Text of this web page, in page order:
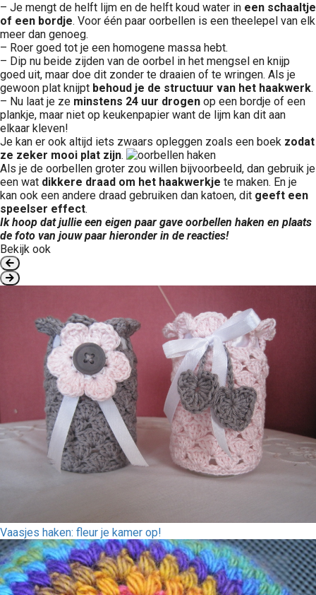
– Je mengt de helft lijm en de helft koud water in een schaaltje
of een bordje. Voor één paar oorbellen is een theelepel van elk
meer dan genoeg.
– Roer goed tot je een homogene massa hebt.
– Dip nu beide zijden van de oorbel in het mengsel en knijp
goed uit, maar doe dit zonder te draaien of te wringen. Als je
gewoon plat knijpt behoud je de structuur van het haakwerk.
– Nu laat je ze minstens 24 uur drogen op een bordje of een
plankje, maar niet op keukenpapier want de lijm kan dit aan
elkaar kleven!
Je kan er ook altijd iets zwaars opleggen zoals een boek zodat
ze zeker mooi plat zijn.
Als je de oorbellen groter zou willen bijvoorbeeld, dan gebruik je
een wat dikkere draad om het haakwerkje te maken. En je
kan ook een andere draad gebruiken dan katoen, dit geeft een
speelser effect.
Ik hoop dat jullie een eigen paar gave oorbellen haken en plaats
de foto van jouw paar hieronder in de reacties!
Bekijk ook
Vaasjes haken: fleur je kamer op!